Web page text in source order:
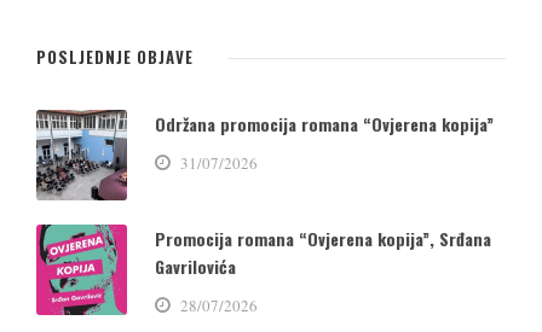
POSLJEDNJE OBJAVE
Održana promocija romana “Ovjerena kopija”
31/07/2026
Promocija romana “Ovjerena kopija”, Srđana
Gavrilovića
28/07/2026